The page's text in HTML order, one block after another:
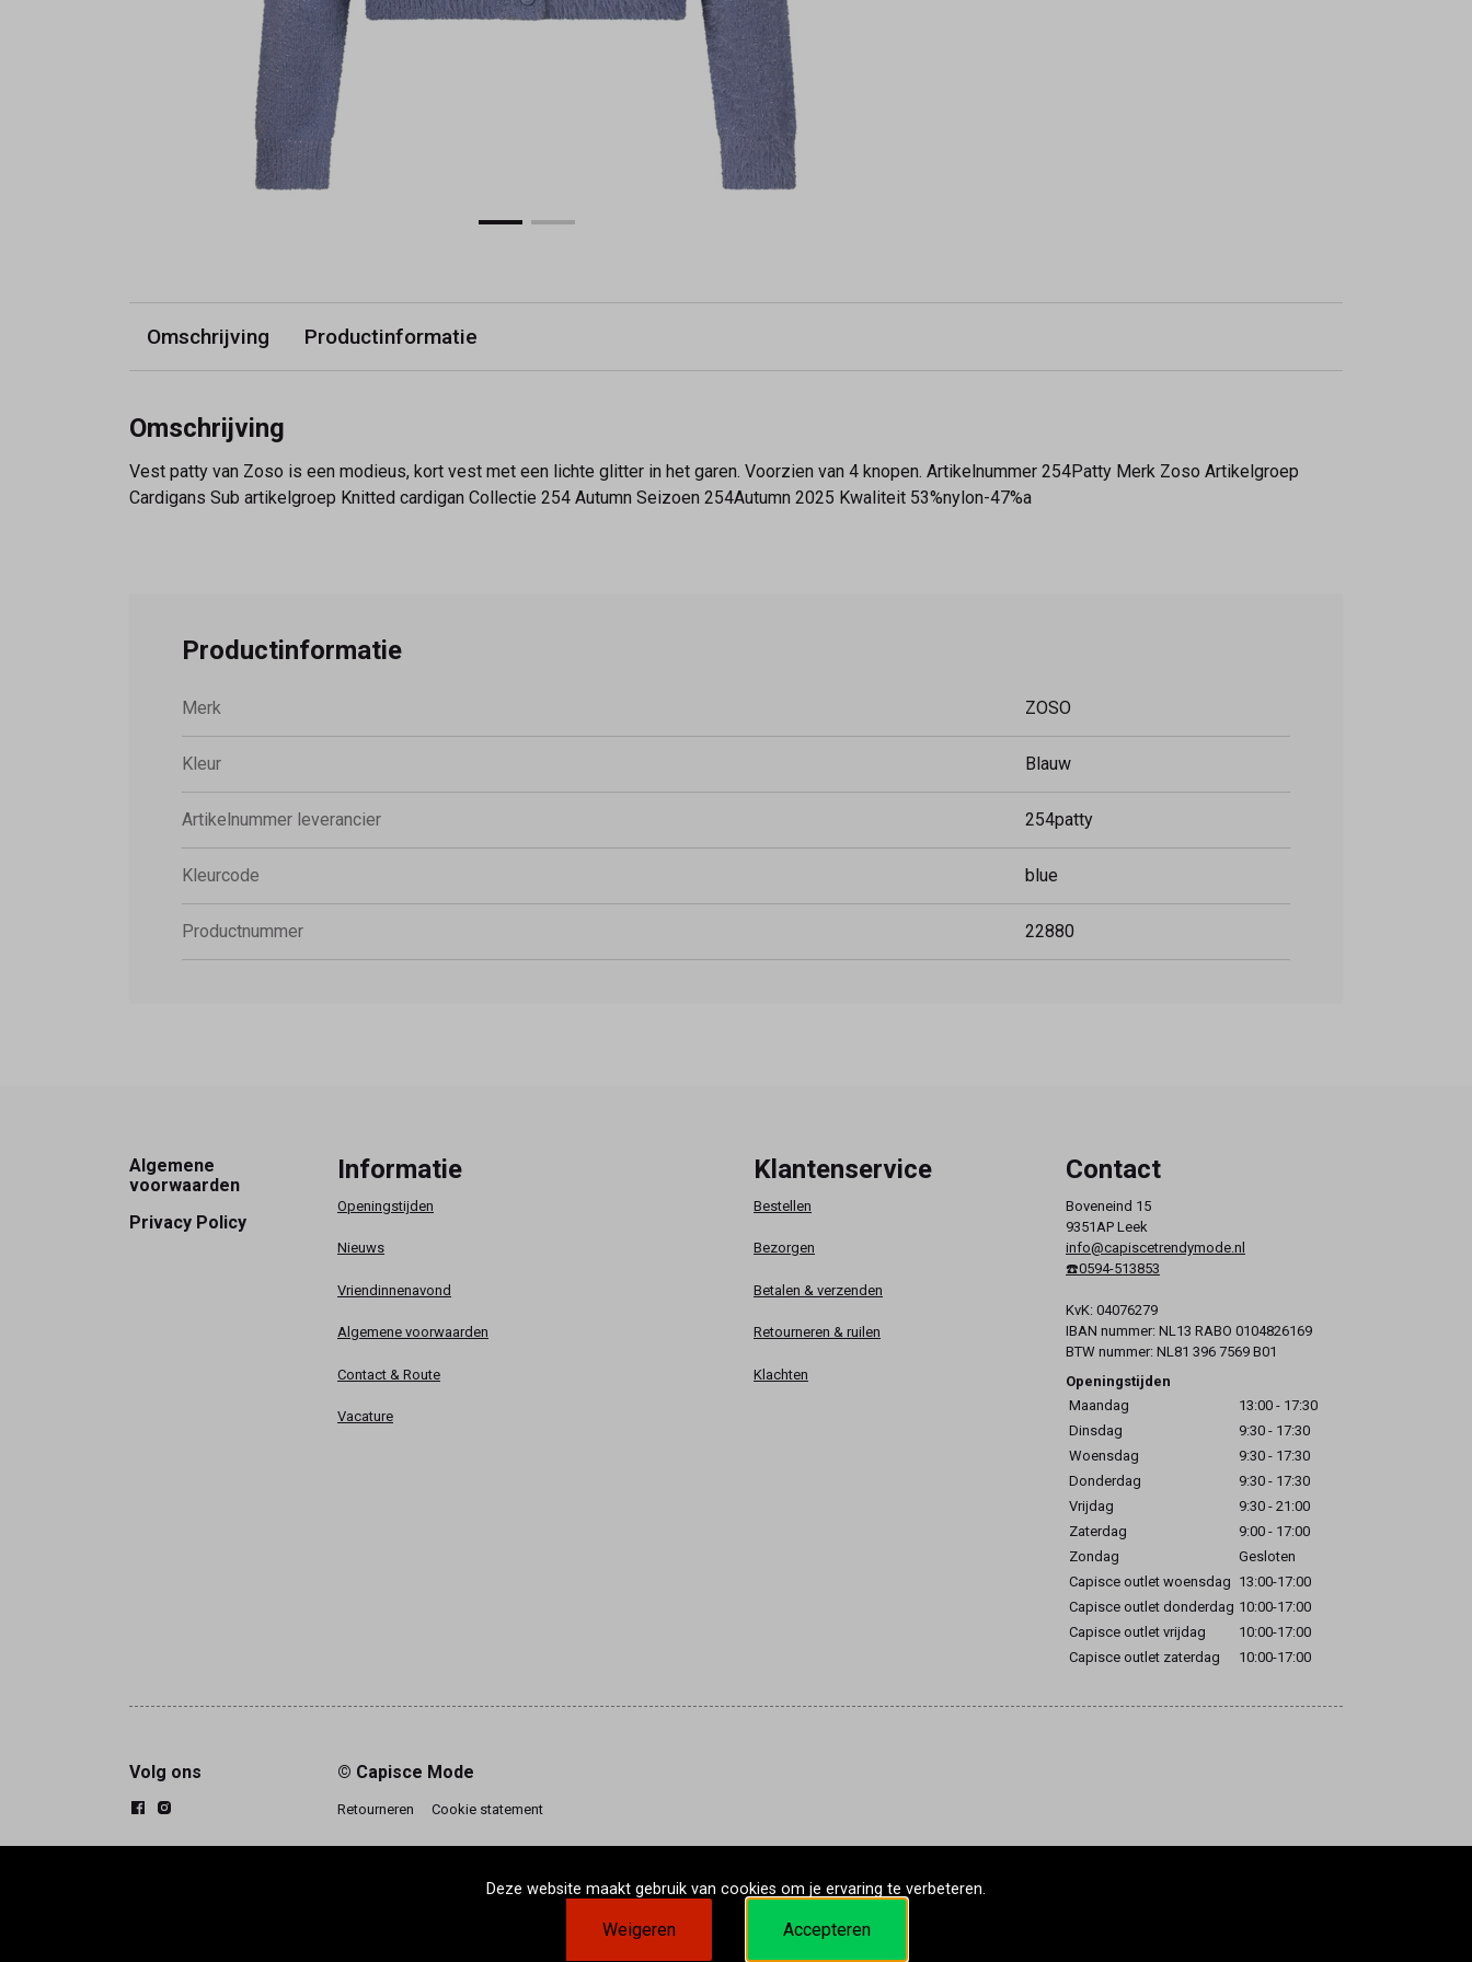
Omschrijving Productinformatie
Omschrijving
Vest patty van Zoso is een modieus, kort vest met een lichte glitter in het garen. Voorzien van 4 knopen. Artikelnummer 254Patty Merk Zoso Artikelgroep
Cardigans Sub artikelgroep Knitted cardigan Collectie 254 Autumn Seizoen 254Autumn 2025 Kwaliteit 53%nylon-47%a
Productinformatie
Merk ZOSO
Kleur Blauw
Artikelnummer leverancier 254patty
Kleurcode blue
Productnummer 22880
Footer
Algemene
voorwaarden
Privacy Policy
Informatie
Openingstijden
Nieuws
Vriendinnenavond
Algemene voorwaarden
Contact & Route
Vacature
Klantenservice
Bestellen
Bezorgen
Betalen & verzenden
Retourneren & ruilen
Klachten
Contact
Boveneind 15
9351AP Leek
info@capiscetrendymode.nl
☎️0594-513853
KvK: 04076279
IBAN nummer: NL13 RABO 0104826169
BTW nummer: NL81 396 7569 B01
Openingstijden
Maandag
13:00 - 17:30
Dinsdag
9:30 - 17:30
Woensdag
9:30 - 17:30
Donderdag
9:30 - 17:30
Vrijdag
9:30 - 21:00
Zaterdag
9:00 - 17:00
Zondag
Gesloten
Capisce outlet woensdag 13:00-17:00
Capisce outlet donderdag 10:00-17:00
Capisce outlet vrijdag
10:00-17:00
Capisce outlet zaterdag
10:00-17:00
Volg ons © Capisce Mode
Retourneren Cookie statement
Deze website maakt gebruik van cookies om je ervaring te verbeteren.
Weigeren Accepteren